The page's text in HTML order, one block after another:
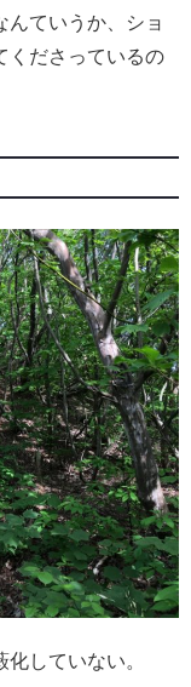
んていうか、ショ
くださっているの
していない。